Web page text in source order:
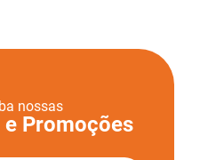
nossas
Promoções